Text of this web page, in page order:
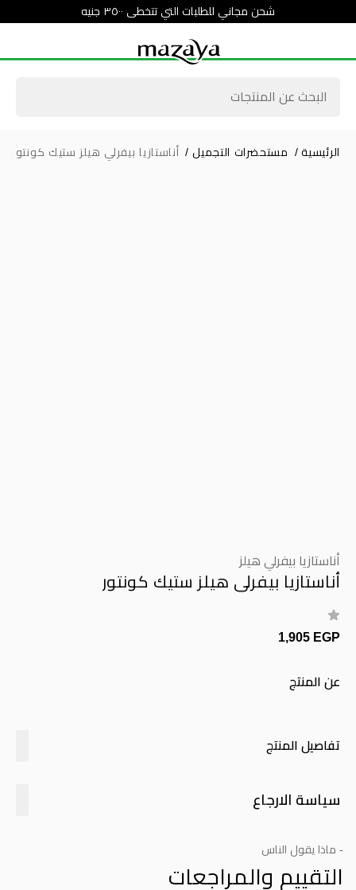
شحن مجاني للطلبات التي تتخطى ٣٥٠٠ جنيه
الرئيسية / مستحضرات التجميل / أناستازيا بيفرلي هيلز ستيك كونتور
أناستازيا بيفرلي هيلز
أناستازيا بيفرلي هيلز ستيك كونتور
1,905 EGP
عن المنتج
تفاصيل المنتج
سياسة الارجاع
- ماذا يقول الناس
التقييم والمراجعات